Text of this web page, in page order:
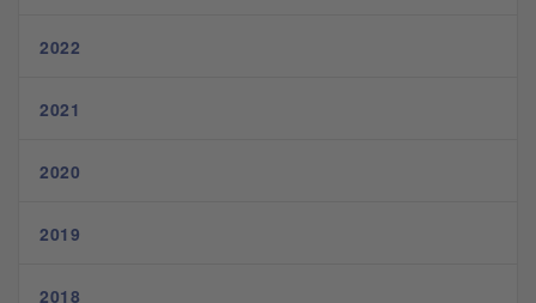
2022
2021
2020
2019
2018